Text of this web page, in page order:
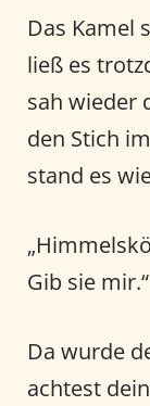
Das Kamel
ließ es
sah wieder
den Stich
stand es
Gib sie mir.“
Da wurde
achtest